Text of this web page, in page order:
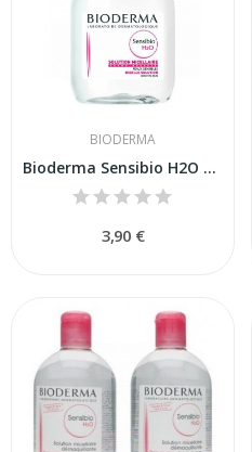
BIODERMA
Bioderma Sensibio H2O Agua Micelar 100ml
3,90 €